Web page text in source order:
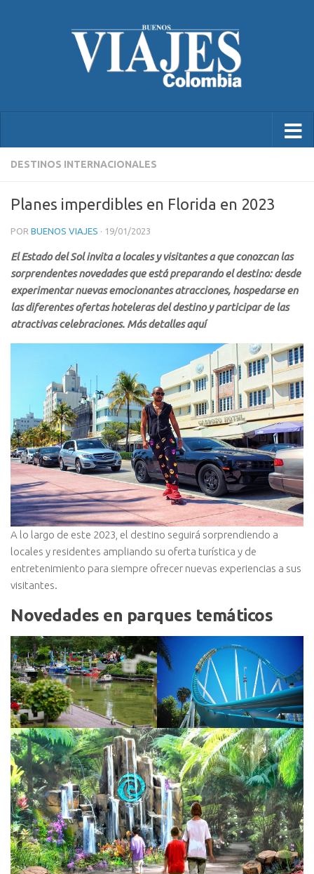
DESTINOS INTERNACIONALES
Planes imperdibles en Florida en 2023
POR BUENOS VIAJES · 19/01/2023
El Estado del Sol invita a locales y visitantes a que conozcan las
sorprendentes novedades que está preparando el destino: desde
experimentar nuevas emocionantes atracciones, hospedarse en
las diferentes ofertas hoteleras del destino y participar de las
atractivas celebraciones. Más detalles aquí
A lo largo de este 2023, el destino seguirá sorprendiendo a
locales y residentes ampliando su oferta turística y de
entretenimiento para siempre ofrecer nuevas experiencias a sus
visitantes.
Novedades en parques temáticos